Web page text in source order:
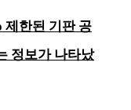
제한된 기판 공
정보가 나타났